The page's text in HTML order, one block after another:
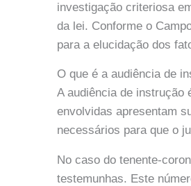
investigação criteriosa
da lei. Conforme o
para a elucidação dos
O que é a audiência de
A audiência de instrução
envolvidas apresentam
necessários para que o
No caso do tenente-
testemunhas. Este